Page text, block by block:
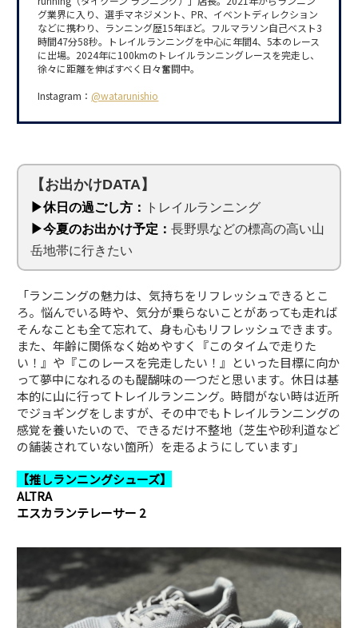
グ業界に入り、選手マネジメント、PR、イベントディレクション
などに携わり、ランニング歴15年ほど。フルマラソン自己ベスト3
時間47分58秒。トレイルランニングを中心に年間4、5本のレース
に出場。2024年に100kmのトレイルランニングレースを完走し、
徐々に距離を伸ばすべく日々奮闘中。
Instagram： @watarunishio
【お出かけDATA】
▶休日の過ごし方：
トレイルランニング
▶今夏のお出かけ予定：長野県などの標高の高い山
岳地帯に行きたい
「ランニングの魅力は、気持ちをリフレッシュできるとこ
ろ。悩んでいる時や、気分が乗らないことがあっても走れば
そんなことも全て忘れて、身も心もリフレッシュできます。
また、年齢に関係なく始めやすく『このタイムで走りた
い！』や『このレースを完走したい！』といった目標に向か
って夢中になれるのも醍醐味の一つだと思います。休日は基
本的に山に行ってトレイルランニング。時間がない時は近所
でジョギングをしますが、その中でもトレイルランニングの
感覚を養いたいので、できるだけ不整地（芝生や砂利道など
の舗装されていない箇所）を走るようにしています」
【推しランニングシューズ】
ALTRA
エスカランテレーサー 2